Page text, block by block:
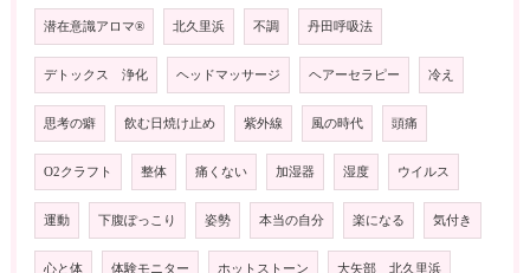
潜在意識アロマ®️ 北久里浜 不調 丹田呼吸法
デトックス 浄化 ヘッドマッサージ ヘアーセラピー 冷え
思考の癖 飲む日焼け止め 紫外線 風の時代 頭痛
O2クラフト 整体 痛くない 加湿器 湿度 ウイルス
運動 下腹ぽっこり 姿勢 本当の自分 楽になる 気付き
心と体 体験モニター ホットストーン 大矢部 北久里浜